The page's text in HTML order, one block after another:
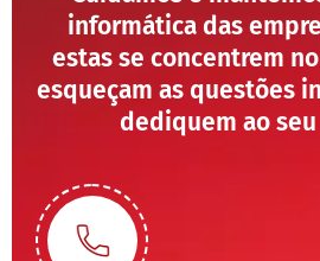
informática das
estas se concentrem
esqueçam as questões
dediquem ao